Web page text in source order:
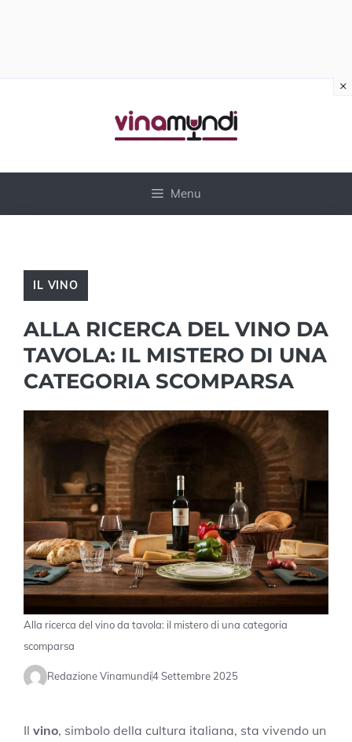
Menu
IL VINO
ALLA RICERCA DEL VINO DA
TAVOLA: IL MISTERO DI UNA
CATEGORIA SCOMPARSA
Alla ricerca del vino da tavola: il mistero di una categoria
scomparsa
Redazione Vinamundi4 Settembre 2025
Il vino, simbolo della cultura italiana, sta vivendo un
×